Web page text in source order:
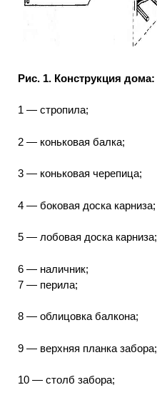
Рис. 1. Конструкция дома:
1 — стропила;
2 — коньковая балка;
3 — коньковая черепица;
4 — боковая доска карниза;
5 — лобовая доска карниза;
6 — наличник;
7 — перила;
8 — облицовка балкона;
9 — верхняя планка забора;
10 — столб забора;